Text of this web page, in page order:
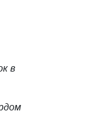
в